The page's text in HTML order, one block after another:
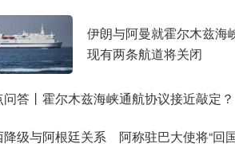
伊朗与阿曼就霍尔木兹海
现有两条航道将关闭
问答丨霍尔木兹海峡通航协议接近敲定？
降级与阿根廷关系 阿称驻巴大使将“回